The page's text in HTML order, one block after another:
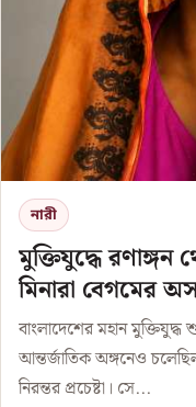
নারী
মুক্তিযুদ্ধে রণাঙ্গন
মিনারা বেগমের
বাংলাদেশের মহান মুক্তিযুদ্ধ
আন্তর্জাতিক অঙ্গনেও
নিরন্তর প্রচেষ্টা। সে...